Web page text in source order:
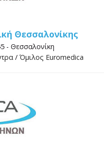
Θεσσαλονίκης
- Θεσσαλονίκη
/ Όμιλος Euromedica